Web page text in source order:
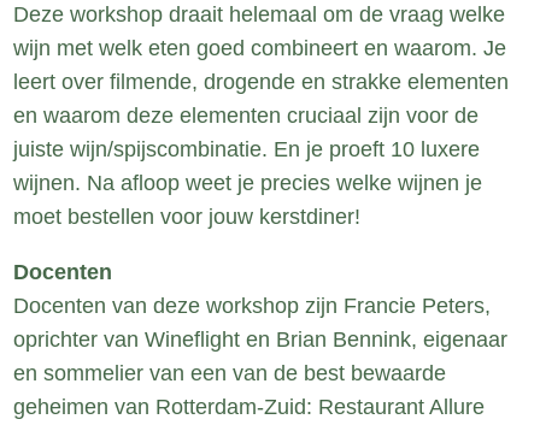
Deze workshop draait helemaal om de vraag welke
wijn met welk eten goed combineert en waarom. Je
leert over filmende, drogende en strakke elementen
en waarom deze elementen cruciaal zijn voor de
juiste wijn/spijscombinatie. En je proeft 10 luxere
wijnen. Na afloop weet je precies welke wijnen je
moet bestellen voor jouw kerstdiner!
Docenten
Docenten van deze workshop zijn Francie Peters,
oprichter van Wineflight en Brian Bennink, eigenaar
en sommelier van een van de best bewaarde
geheimen van Rotterdam-Zuid: Restaurant Allure